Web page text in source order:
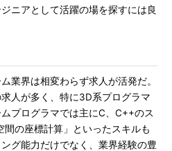
ニアとして活躍の場を探すには良
業界は相変わらず求人が活発だ。
人が多く、特に3D系プログラマ
プログラマでは主にC、C++のス
の座標計算」といったスキルも
グ能力だけでなく、業界経験の豊